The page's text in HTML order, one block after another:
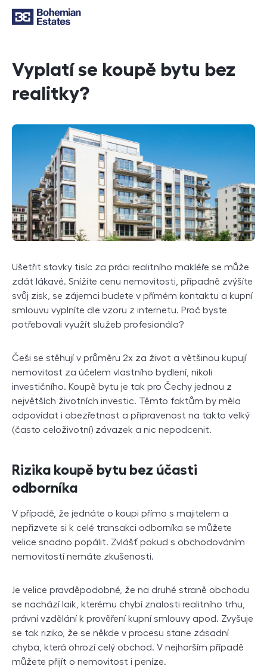
Vyplatí se koupě bytu bez
realitky?
Ušetřit stovky tisíc za práci realitního makléře se může
zdát lákavé. Snížíte cenu nemovitosti, případně zvýšíte
svůj zisk, se zájemci budete v přímém kontaktu a kupní
smlouvu vyplníte dle vzoru z internetu. Proč byste
potřebovali využít služeb profesionála?
Češi se stěhují v průměru 2x za život a většinou kupují
nemovitost za účelem vlastního bydlení, nikoli
investičního. Koupě bytu je tak pro Čechy jednou z
největších životních investic. Těmto faktům by měla
odpovídat i obezřetnost a připravenost na takto velký
(často celoživotní) závazek a nic nepodcenit.
Rizika koupě bytu bez účasti
odborníka
V případě, že jednáte o koupi přímo s majitelem a
nepřizvete si k celé transakci odborníka se můžete
velice snadno popálit. Zvlášť pokud s obchodováním
nemovitostí nemáte zkušenosti.
Je velice pravděpodobné, že na druhé straně obchodu
se nachází laik, kterému chybí znalosti realitního trhu,
právní vzdělání k prověření kupní smlouvy apod. Zvyšuje
se tak riziko, že se někde v procesu stane zásadní
chyba, která ohrozí celý obchod. V nejhorším případě
můžete přijít o nemovitost i peníze.